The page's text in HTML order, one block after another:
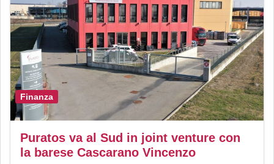
Finanza
Puratos va al Sud in joint venture con
la barese Cascarano Vincenzo